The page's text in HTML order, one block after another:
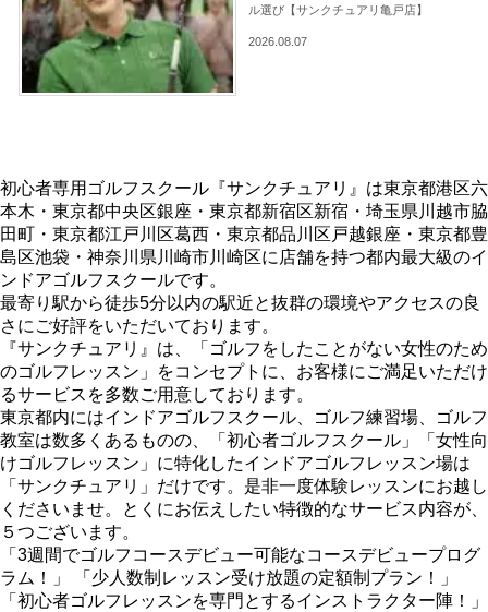
ル選び【サンクチュアリ亀戸店】
2026.08.07
初心者専用ゴルフスクール『サンクチュアリ』は東京都港区六
本木・東京都中央区銀座・東京都新宿区新宿・埼玉県川越市脇
田町・東京都江戸川区葛西・東京都品川区戸越銀座・東京都豊
島区池袋・神奈川県川崎市川崎区に店舗を持つ都内最大級のイ
ンドアゴルフスクールです。
最寄り駅から徒歩5分以内の駅近と抜群の環境やアクセスの良
さにご好評をいただいております。
『サンクチュアリ』は、「ゴルフをしたことがない女性のため
のゴルフレッスン」をコンセプトに、お客様にご満足いただけ
るサービスを多数ご用意しております。
東京都内にはインドアゴルフスクール、ゴルフ練習場、ゴルフ
教室は数多くあるものの、「初心者ゴルフスクール」「女性向
けゴルフレッスン」に特化したインドアゴルフレッスン場は
「サンクチュアリ」だけです。是非一度体験レッスンにお越し
くださいませ。とくにお伝えしたい特徴的なサービス内容が、
５つございます。
「3週間でゴルフコースデビュー可能なコースデビュープログ
ラム！」 「少人数制レッスン受け放題の定額制プラン！」
「初心者ゴルフレッスンを専門とするインストラクター陣！」